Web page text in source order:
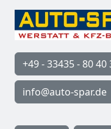
+49 - 33435 - 80 40
info@auto-spar.de